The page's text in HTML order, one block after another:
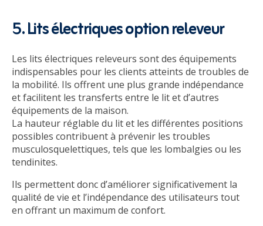
5. Lits électriques option releveur
Les lits électriques releveurs sont des équipements
indispensables pour les clients atteints de troubles de
la mobilité. Ils offrent une plus grande indépendance
et facilitent les transferts entre le lit et d’autres
équipements de la maison.
La hauteur réglable du lit et les différentes positions
possibles contribuent à prévenir les troubles
musculosquelettiques, tels que les lombalgies ou les
tendinites.
Ils permettent donc d’améliorer significativement la
qualité de vie et l’indépendance des utilisateurs tout
en offrant un maximum de confort.